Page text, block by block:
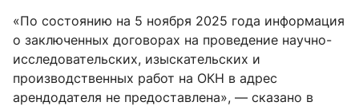
«По состоянию на 5 ноября 2025 года информация
о заключенных договорах на проведение научно-
исследовательских, изыскательских и
производственных работ на ОКН в адрес
арендодателя не предоставлена», — сказано в